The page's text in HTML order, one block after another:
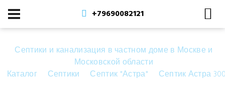
+79690082121
Септики и канализация в частном доме в Москве и
Московской области
Каталог
Септики Септик "Астра"
Септик Астра